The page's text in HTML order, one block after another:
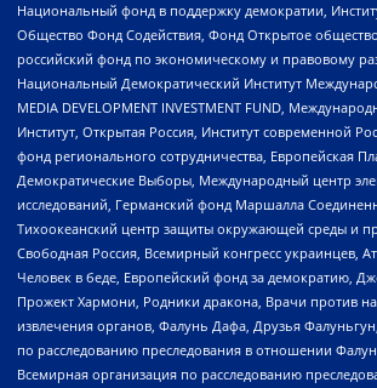
Национальный фонд в поддержку демократии,
Общество Фонд Содействия, Фонд Открытое
российский фонд по экономическому и правовому
Национальный Демократический Институт
MEDIA DEVELOPMENT INVESTMENT FUND,
Институт, Открытая Россия, Институт современной
фонд регионального сотрудничества, Европейская
Демократические Выборы, Международный центр
исследований, Германский фонд Маршалла
Тихоокеанский центр защиты окружающей среды и
Свободная Россия, Всемирный конгресс украинцев,
Человек в беде, Европейский фонд за демократию,
Прожект Хармони, Родники дракона, Врачи против
извлечения органов, Фалунь Дафа, Друзья
по расследованию преследования в отношении
Всемирная организация по расследованию